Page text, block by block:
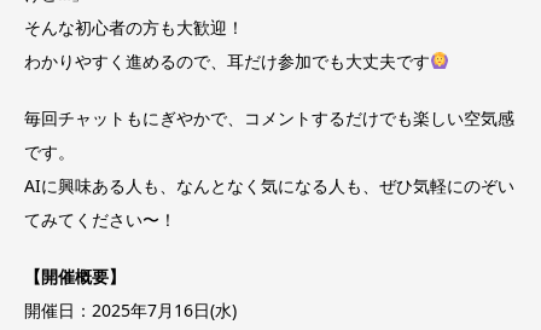
そんな初心者の方も大歓迎！
わかりやすく進めるので、耳だけ参加でも大丈夫です
毎回チャットもにぎやかで、コメントするだけでも楽しい空気感
です。
AIに興味ある人も、なんとなく気になる人も、ぜひ気軽にのぞい
てみてください〜！
【開催概要】
開催日：2025年7月16日(水)